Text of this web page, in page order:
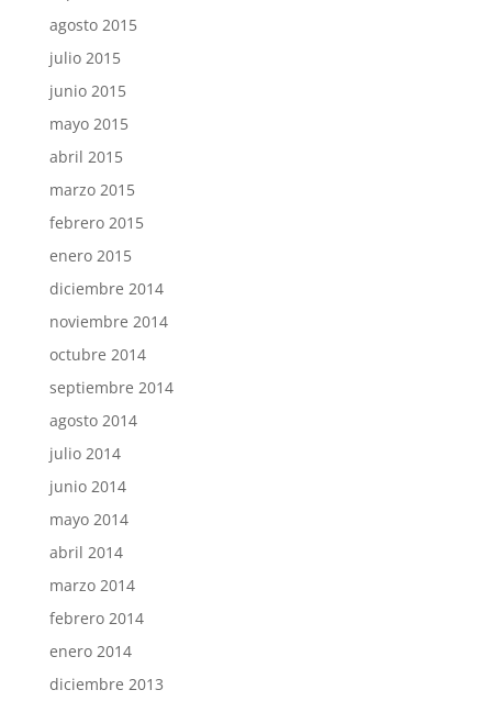
agosto 2015
julio 2015
junio 2015
mayo 2015
abril 2015
marzo 2015
febrero 2015
enero 2015
diciembre 2014
noviembre 2014
octubre 2014
septiembre 2014
agosto 2014
julio 2014
junio 2014
mayo 2014
abril 2014
marzo 2014
febrero 2014
enero 2014
diciembre 2013